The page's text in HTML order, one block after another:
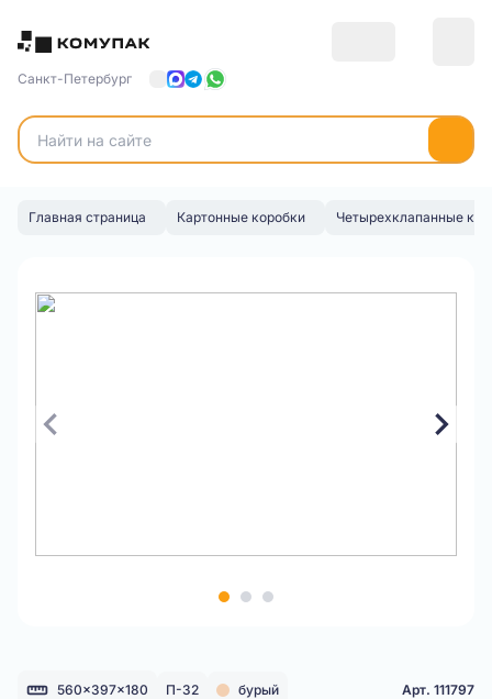
Санкт-Петербург
Главная страница Картонные коробки Четырехклапанные
560x397x180 П-32 бурый Арт. 111797